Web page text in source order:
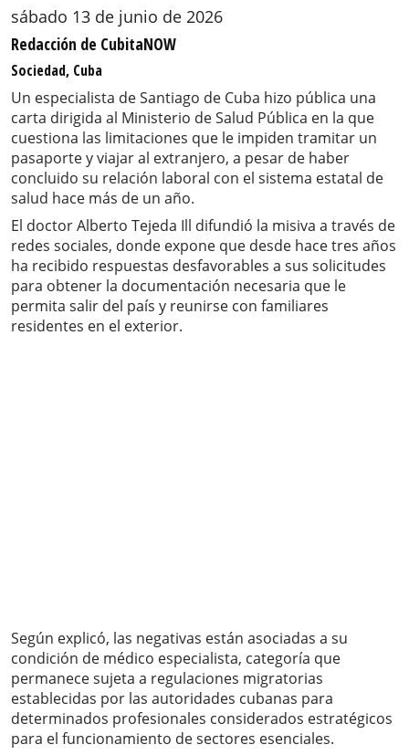
sábado 13 de junio de 2026
Redacción de CubitaNOW
Sociedad, Cuba
Un especialista de Santiago de Cuba hizo pública una
carta dirigida al Ministerio de Salud Pública en la que
cuestiona las limitaciones que le impiden tramitar un
pasaporte y viajar al extranjero, a pesar de haber
concluido su relación laboral con el sistema estatal de
salud hace más de un año.
El doctor Alberto Tejeda Ill difundió la misiva a través de
redes sociales, donde expone que desde hace tres años
ha recibido respuestas desfavorables a sus solicitudes
para obtener la documentación necesaria que le
permita salir del país y reunirse con familiares
residentes en el exterior.
Según explicó, las negativas están asociadas a su
condición de médico especialista, categoría que
permanece sujeta a regulaciones migratorias
establecidas por las autoridades cubanas para
determinados profesionales considerados estratégicos
para el funcionamiento de sectores esenciales.